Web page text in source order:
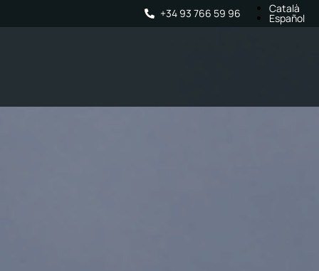
+34 93 766 59 96 Català
Español